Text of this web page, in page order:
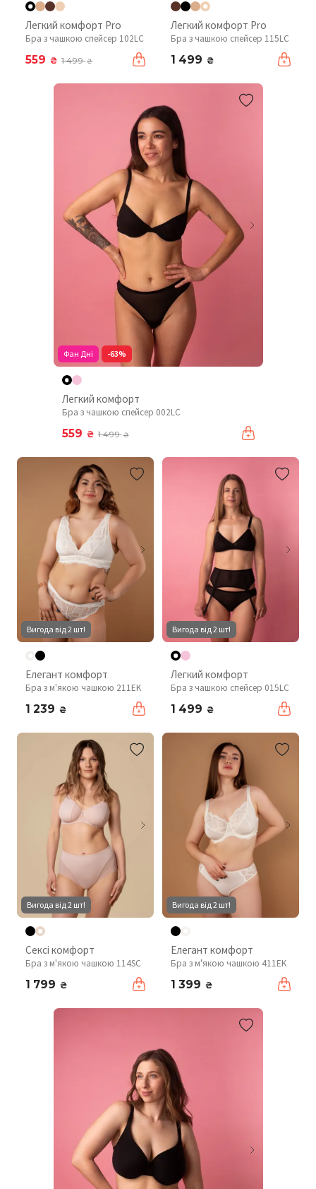
Легкий комфорт Pro
Бра з чашкою спейсер 102LC
559 ₴ 1 499₴
Легкий комфорт Pro
Бра з чашкою спейсер 115LC
1 499 ₴
Фан Дні -63%
Легкий комфорт
Бра з чашкою спейсер 002LC
559 ₴ 1 499₴
Вигода від 2 шт!
Елегант комфорт
Бра з м'якою чашкою 211EK
1 239 ₴
Вигода від 2 шт!
Легкий комфорт
Бра з чашкою спейсер 015LC
1 499 ₴
Вигода від 2 шт!
Сексі комфорт
Бра з м'якою чашкою 114SC
1 799 ₴
Вигода від 2 шт!
Елегант комфорт
Бра з м'якою чашкою 411EK
1 399 ₴